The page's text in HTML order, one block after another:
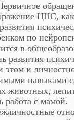
ЦНС, как
по
в
развития
этом и
навыками
животных,
работа с мамой.